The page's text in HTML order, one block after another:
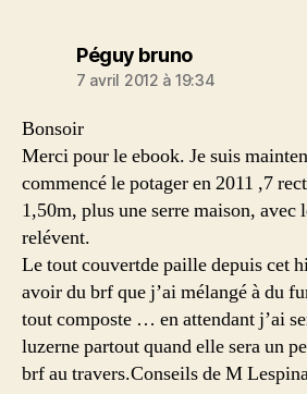
Péguy brunodit :
7 avril 2012 à 19:34
Bonsoir
Merci pour le ebook. Je suis
commencé le potager en 2011 ,7
1,50m, plus une serre maison, avec
relévent.
Le tout couvertde paille depuis cet
avoir du brf que j’ai mélangé à du
tout composte … en attendant j’ai
luzerne partout quand elle sera un
brf au travers.Conseils de M